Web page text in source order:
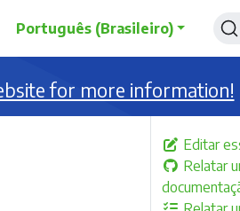
Português (Brasileiro)
for more information!
Editar
Relatar